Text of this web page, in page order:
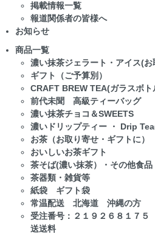
掲載情報一覧
報道関係者の皆様へ
お知らせ
商品一覧
濃い抹茶ジェラート・アイス(お
ギフト（ご予算別）
CRAFT BREW TEA(ガラスボト
前代未聞 高級ティーバッグ
濃い抹茶チョコ＆SWEETS
濃いドリップティー ・ Drip
お茶（お取り寄せ・ギフトに）
おいしいお茶ギフト
茶そば(濃い抹茶）・その他食品
茶器類・雑貨等
紙袋 ギフト袋
常温配送 北海道 沖縄の方
受注番号：２１９２６８１７
送送料